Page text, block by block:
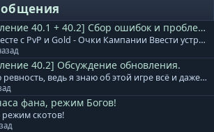
[x100][Обновление 40.1 + 40.2] Сбор ошибок и проблем.
1. Обнулить вместе с PvP и Gold - Очки Кампании Ввести устройство копирования кровавой бижутерии (КВК,Кедд) За круглую сумму.(Актуальность кампаний) 2. Убрать всю старую бижутерию 3. Убрать весь старый и неиспользуемый на сервере Эквип( 63,65) 4. Ввести новые щиты,новые антигравы. Вернуть антигравам заточку бустерами на удачу по грейдам. Убрать бустеры из премок. 5. Ввести 70 Pve премки
40.2] Обсуждение обновления.
Понимаю твою ревность, ведь я знаю об этой игре всё и даже больше. А ты за все это время лишь научился воровать чужие МтМ внешки перекрашивать их и выдавать за свои
фана, режим Богов!
скотов!